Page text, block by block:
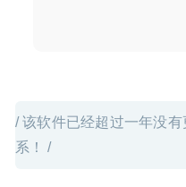
/ 该软件已经超过一年没
系！ /